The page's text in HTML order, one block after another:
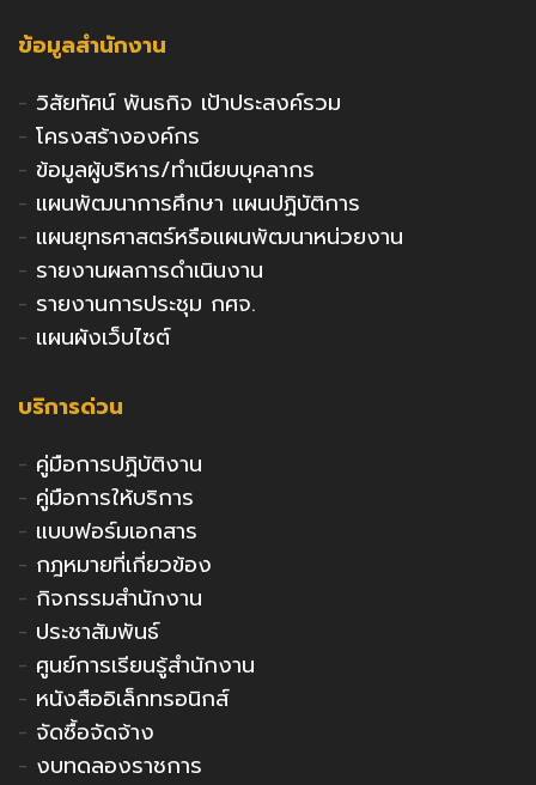
ข้อมูลสำนักงาน
- วิสัยทัศน์ พันธกิจ เป้าประสงค์รวม
- โครงสร้างองค์กร
- ข้อมูลผู้บริหาร/ทำเนียบบุคลากร
- แผนพัฒนาการศึกษา แผนปฏิบัติการ
- แผนยุทธศาสตร์หรือแผนพัฒนาหน่วยงาน
- รายงานผลการดำเนินงาน
- รายงานการประชุม กศจ.
- แผนผังเว็บไซต์
บริการด่วน
- คู่มือการปฏิบัติงาน
- คู่มือการให้บริการ
- แบบฟอร์มเอกสาร
- กฎหมายที่เกี่ยวข้อง
- กิจกรรมสำนักงาน
- ประชาสัมพันธ์
- ศูนย์การเรียนรู้สำนักงาน
- หนังสืออิเล็กทรอนิกส์
- จัดซื้อจัดจ้าง
- งบทดลองราชการ